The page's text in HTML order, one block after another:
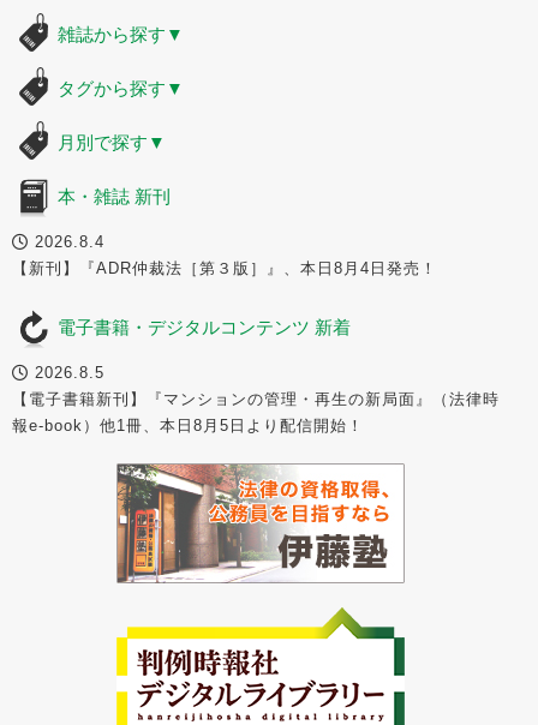
雑誌から探す ▼
タグから探す ▼
月別で探す ▼
本・雑誌 新刊
2026.8.4
【新刊】『ADR仲裁法［第３版］』、本日8月4日発売！
電子書籍・デジタルコンテンツ 新着
2026.8.5
【電子書籍新刊】『マンションの管理・再生の新局面』（法律時
報e-book）他1冊、本日8月5日より配信開始！